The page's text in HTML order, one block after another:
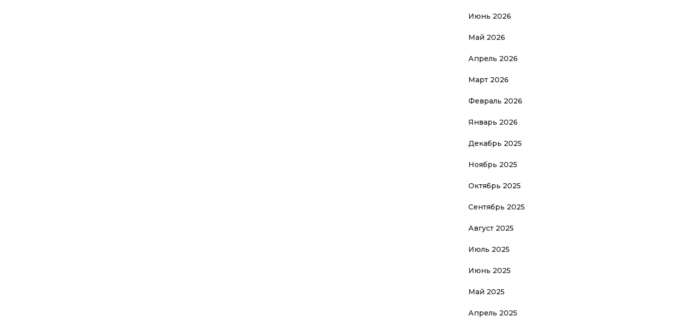
Июнь 2026
Май 2026
Апрель 2026
Март 2026
Февраль 2026
Январь 2026
Декабрь 2025
Ноябрь 2025
Октябрь 2025
Сентябрь 2025
Август 2025
Июль 2025
Июнь 2025
Май 2025
Апрель 2025